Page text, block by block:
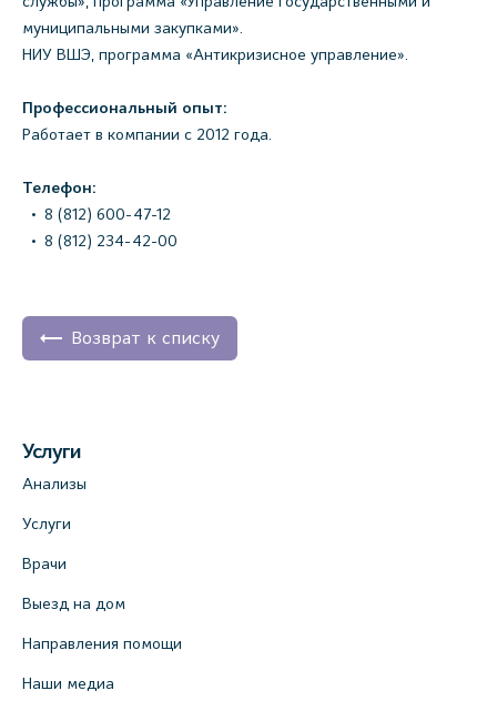
муниципальными закупками».
НИУ ВШЭ, программа «Антикризисное управление».
Профессиональный опыт:
Работает в компании с 2012 года.
Телефон:
8 (812) 600-47-12
8 (812) 234-42-00
Возврат к списку
Услуги
Анализы
Услуги
Врачи
Выезд на дом
Направления помощи
Наши медиа